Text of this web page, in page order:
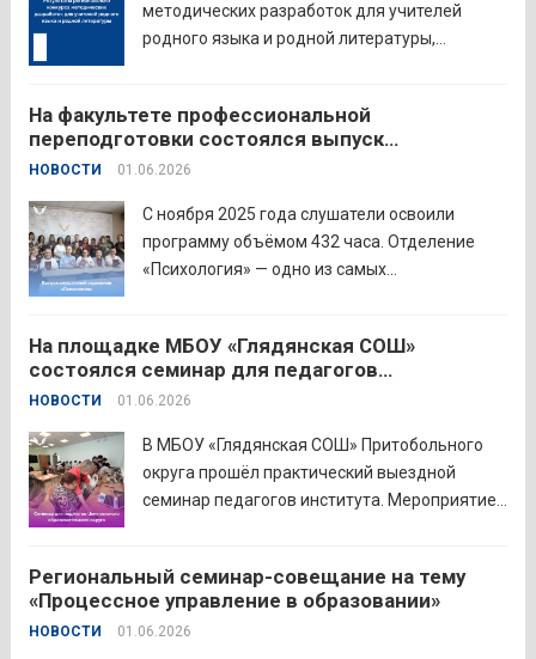
методических разработок для учителей
родного языка и родной литературы,
инновационными подходами в
преподавании родного языка и родной
литературы. Цели конкурса: — выявление и
распространение передового
педагогического...
Читать дальше
На факультете профессиональной
переподготовки состоялся выпуск
слушателей отделения «Психология»
НОВОСТИ 01.06.2026
С ноября 2025 года слушатели освоили
программу объёмом 432 часа. Отделение
«Психология» — одно из самых
квалифицированных педагогов-психологов в
общеобразовательных организациях. Все
выпускники успешно прошли итоговую
аттестацию в форме экзамена и получили
Читать дальше
На площадке МБОУ «Глядянская СОШ»
состоялся семинар для педагогов
Центрального образовательного округа
НОВОСТИ 01.06.2026
В МБОУ «Глядянская СОШ» Притобольного
округа прошёл практический выездной
семинар педагогов института. Мероприятие
делегата. Открывая встречу, заместитель
руководителя Управления образования
Притобольного муниципального округа
Региональный семинар-совещание на тему
«Процессное управление в образовании»
НОВОСТИ 01.06.2026